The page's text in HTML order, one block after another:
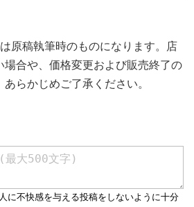
原稿執筆時のものになります。店
場合や、価格変更および販売終了の
らかじめご了承ください。